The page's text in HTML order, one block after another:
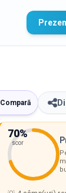
Compară
70%
scor